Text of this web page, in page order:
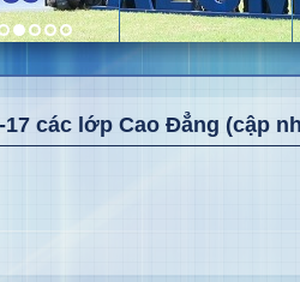
các lớp Cao Đẳng (cập